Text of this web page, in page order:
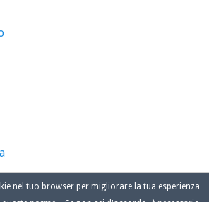
nel tuo browser per migliorare la tua esperienza